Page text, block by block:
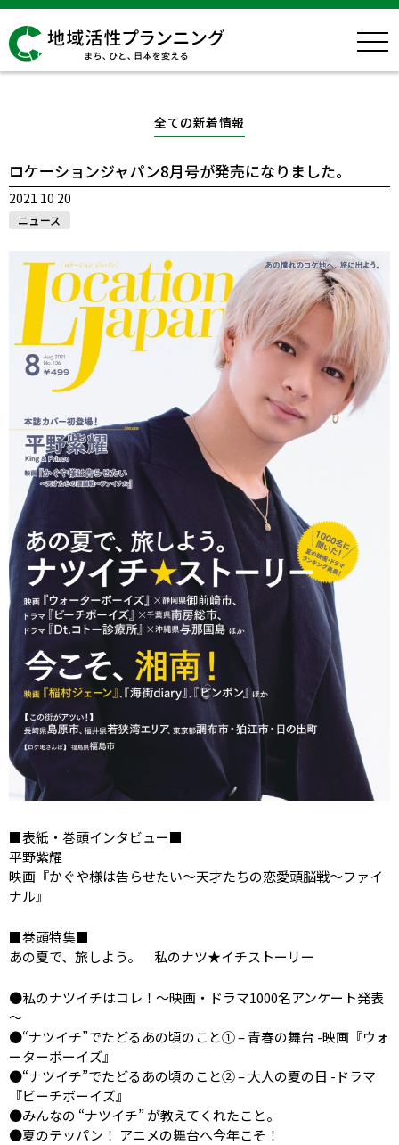
全ての新着情報
ロケーションジャパン8月号が発売になりました。
2021 10 20
ニュース
■表紙・巻頭インタビュー■
平野紫耀
映画『かぐや様は告らせたい〜天才たちの恋愛頭脳戦〜ファイ
ナル』
■巻頭特集■
あの夏で、旅しよう。 私のナツ★イチストーリー
●私のナツイチはコレ！～映画・ドラマ1000名アンケート発表
～
●“ナツイチ”でたどるあの頃のこと① – 青春の舞台 -映画『ウォ
ーターボーイズ』
●“ナツイチ”でたどるあの頃のこと② – 大人の夏の日 -ドラマ
『ビーチボーイズ』
●みんなの “ナツイチ” が教えてくれたこと。
●夏のテッパン！ アニメの舞台へ今年こそ！